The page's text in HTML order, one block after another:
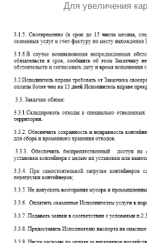
Для увеличения